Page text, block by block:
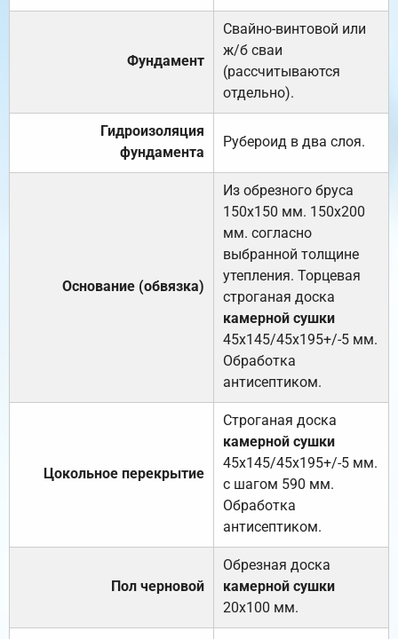
Фундамент
Свайно-винтовой или
ж/б сваи
(рассчитываются
отдельно).
Гидроизоляция
фундамента
Рубероид в два слоя.
Основание (обвязка)
Из обрезного бруса
150х150 мм. 150х200
мм. согласно
выбранной толщине
утепления. Торцевая
строганая доска
камерной сушки
45х145/45х195+/-5 мм.
Обработка
антисептиком.
Цокольное перекрытие
Строганая доска
камерной сушки
45х145/45х195+/-5 мм.
с шагом 590 мм.
Обработка
антисептиком.
Пол черновой
Обрезная доска
камерной сушки
20х100 мм.